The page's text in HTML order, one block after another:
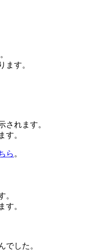
ます。
されます。
す。
ら 。
。
す。
でした。